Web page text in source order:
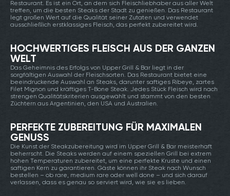
Restaurant. Es ist ein Ort, an dem sich Fleischliebhaber aus aller Welt
treffen, um die besten Steaks der Stadt zu genießen. Das Restaurant
legt großen Wert auf die Qualität seiner Zutaten und verwendet
ausschließlich erstklassiges Fleisch, das perfekt zubereitet wird.
HOCHWERTIGES FLEISCH AUS DER GANZEN
WELT
Das Geheimnis des Erfolgs von Upper Grill & Bar liegt in der
sorgfältigen Auswahl der Fleischsorten. Das Restaurant bietet eine
beeindruckende Auswahl an Steaks, darunter saftiges Ribeye, zartes
Filet Mignon und kräftiges T-Bone Steak. Jedes Stück Fleisch wird nach
strengen Qualitätskriterien ausgewählt und stammt von den besten
Züchtern aus Argentinien, den USA und Australien.
PERFEKTE ZUBEREITUNG FÜR MAXIMALEN
GENUSS
Die Kunst der Steakzubereitung wird im Upper Grill & Bar meisterhaft
beherrscht. Die Steaks werden auf einem speziellen Grill bei extrem
hohen Temperaturen zubereitet, um eine perfekte Kruste und einen
saftigen Kern zu garantieren. Gäste können ihr Steak nach Wunsch
bestellen – ob rare, medium rare oder well done – und sich darauf
verlassen, dass es genau so serviert wird, wie sie es lieben.